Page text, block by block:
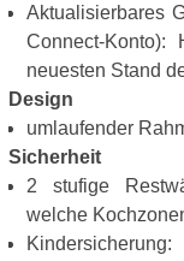
Aktualisierbares
Connect-
neuesten Stand
Design
umlaufender
Sicherheit
2 stufige
welche